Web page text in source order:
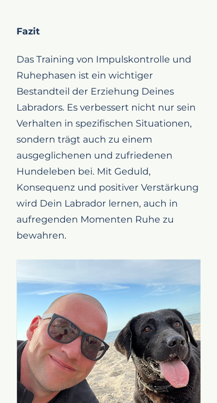
Fazit
Das Training von Impulskontrolle und
Ruhephasen ist ein wichtiger
Bestandteil der Erziehung Deines
Labradors. Es verbessert nicht nur sein
Verhalten in spezifischen Situationen,
sondern trägt auch zu einem
ausgeglichenen und zufriedenen
Hundeleben bei. Mit Geduld,
Konsequenz und positiver Verstärkung
wird Dein Labrador lernen, auch in
aufregenden Momenten Ruhe zu
bewahren.